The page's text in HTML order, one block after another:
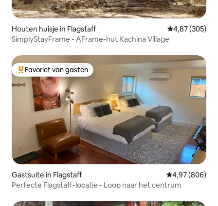
Houten huisje in Flagstaff Gemiddelde
4,87 (305)
SimplyStayFrame - AFrame-hut Kachina Village
Topfavoriet van gasten
Favoriet van gasten
Gastsuite in Flagstaff Gemiddelde
4,97 (806)
Perfecte Flagstaff-locatie - Loop naar het centrum